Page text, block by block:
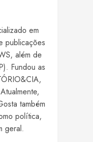
em
publicações
além de
Fundou as
também
política,
geral.